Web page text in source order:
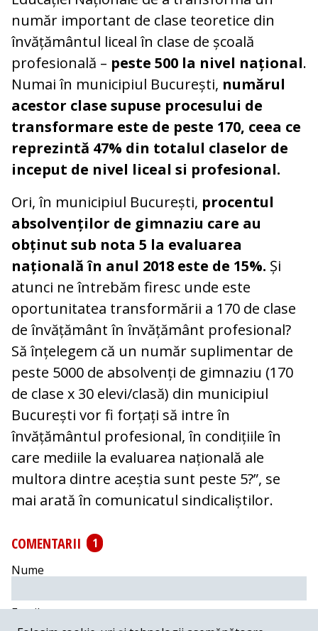
număr important de clase teoretice din
învățământul liceal în clase de școală
profesională – peste 500 la nivel național.
Numai în municipiul București, numărul
acestor clase supuse procesului de
transformare este de peste 170, ceea ce
reprezintă 47% din totalul claselor de
inceput de nivel liceal si profesional.
Ori, în municipiul București, procentul
absolvenților de gimnaziu care au
obținut sub nota 5 la evaluarea
națională în anul 2018 este de 15%. Și
atunci ne întrebăm firesc unde este
oportunitatea transformării a 170 de clase
de învățământ în învățământ profesional?
Să înțelegem că un număr suplimentar de
peste 5000 de absolvenți de gimnaziu (170
de clase x 30 elevi/clasă) din municipiul
București vor fi forțați să intre în
învățământul profesional, în condițiile în
care mediile la evaluarea națională ale
multora dintre aceștia sunt peste 5?”, se
mai arată în comunicatul sindicaliștilor.
COMENTARII
1
Nume
Email